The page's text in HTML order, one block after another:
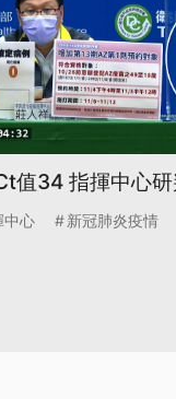
值34 指揮中心
中心 新冠肺炎疫情